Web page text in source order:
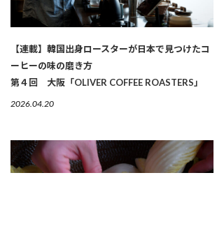
【連載】韓国出身ロースターが日本で見つけたコ
ーヒーの味の磨き方
第４回 大阪「OLIVER COFFEE ROASTERS」
2026.04.20